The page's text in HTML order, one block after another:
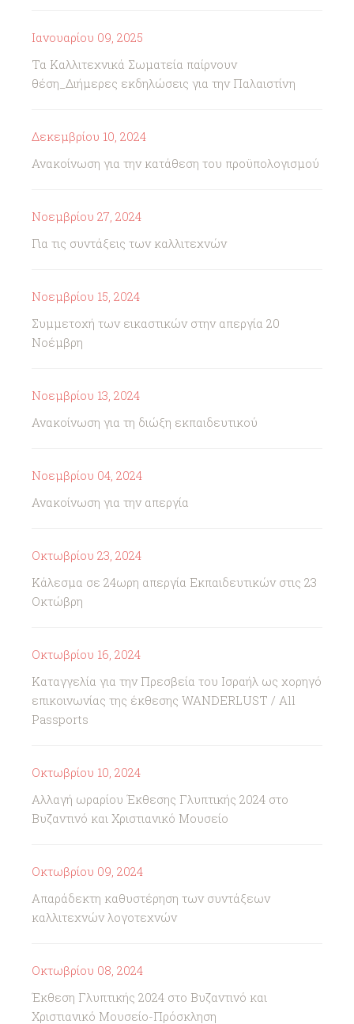
Ιανουαρίου 09, 2025
Τα Καλλιτεχνικά Σωματεία παίρνουν
θέση_Διήμερες εκδηλώσεις για την Παλαιστίνη
Δεκεμβρίου 10, 2024
Ανακοίνωση για την κατάθεση του προϋπολογισμού
Νοεμβρίου 27, 2024
Για τις συντάξεις των καλλιτεχνών
Νοεμβρίου 15, 2024
Συμμετοχή των εικαστικών στην απεργία 20
Νοέμβρη
Νοεμβρίου 13, 2024
Ανακοίνωση για τη διώξη εκπαιδευτικού
Νοεμβρίου 04, 2024
Ανακοίνωση για την απεργία
Οκτωβρίου 23, 2024
Κάλεσμα σε 24ωρη απεργία Εκπαιδευτικών στις 23
Οκτώβρη
Οκτωβρίου 16, 2024
Καταγγελία για την Πρεσβεία του Ισραήλ ως χορηγό
επικοινωνίας της έκθεσης WANDERLUST / All
Passports
Οκτωβρίου 10, 2024
Αλλαγή ωραρίου Έκθεσης Γλυπτικής 2024 στο
Βυζαντινό και Χριστιανικό Μουσείο
Οκτωβρίου 09, 2024
Απαράδεκτη καθυστέρηση των συντάξεων
καλλιτεχνών λογοτεχνών
Οκτωβρίου 08, 2024
Έκθεση Γλυπτικής 2024 στο Βυζαντινό και
Χριστιανικό Μουσείο-Πρόσκληση